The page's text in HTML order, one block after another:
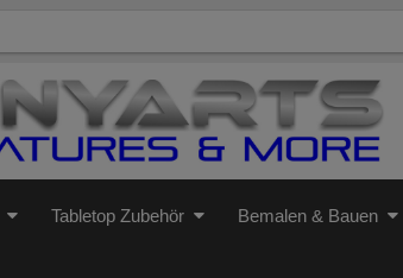
Tabletop Zubehör Bemalen & Bauen